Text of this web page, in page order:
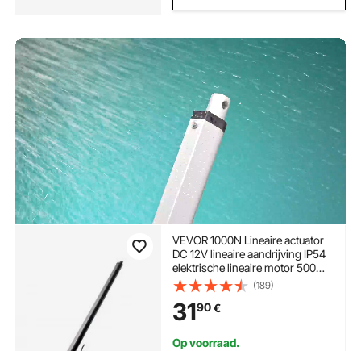
VEVOR 1000N Lineaire actuator
DC 12V lineaire aandrijving IP54
elektrische lineaire motor 500
mm slag Geluidsniveau ≤ 50 dB
Elektrische deuropener 14 mm/s
rijsnelheid Lineaire technologie
Aanpassingsaandrijving
(189)
3190€
Op voorraad.